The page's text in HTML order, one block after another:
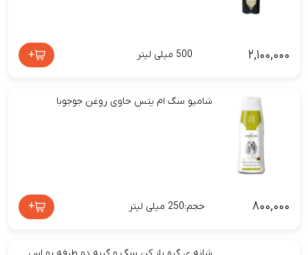
۲,۱۰۰,۰۰۰ 500 میلی لیتر +
شامپو سگ ام پتس حاوی روغن جوجوبا
۸۰۰,۰۰۰ حجم:250 میلی لیتر +